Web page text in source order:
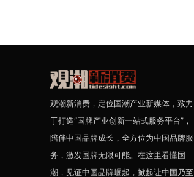
观潮新消费，定位国潮产业新媒体，致力
于打造“国牌产业创新一站式服务平台”，
陪伴中国品牌成长，全方位为中国品牌服
务，激发国牌无限可能。在这里看懂国
潮，见证中国品牌崛起，掀起让中国乃至